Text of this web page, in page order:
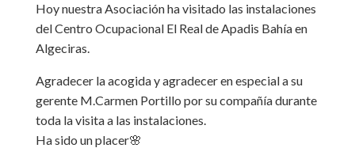
Hoy nuestra Asociación ha visitado las instalaciones
del Centro Ocupacional El Real de Apadis Bahía en
Algeciras.
Agradecer la acogida y agradecer en especial a su
gerente M.Carmen Portillo por su compañía durante
toda la visita a las instalaciones.
Ha sido un placer🌸